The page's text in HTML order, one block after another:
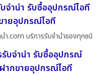
จำนำ รับซื้ออุปกรณ์ไอที
ายอุปกรณ์ไอที
า.com บริการรับจำนำของทุกชนิ
บจำนำ รับซื้ออุปกรณ์
ากขายอุปกรณ์ไอที